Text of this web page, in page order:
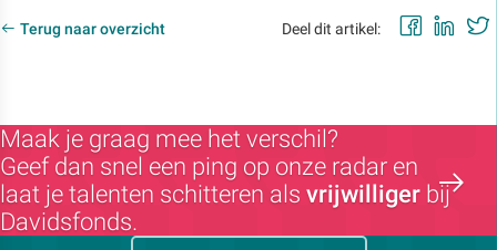
Terug naar overzicht Deel dit artikel:
Maak je graag mee het verschil?
Geef dan snel een ping op onze radar en
laat je talenten schitteren als vrijwilliger bij
Davidsfonds.